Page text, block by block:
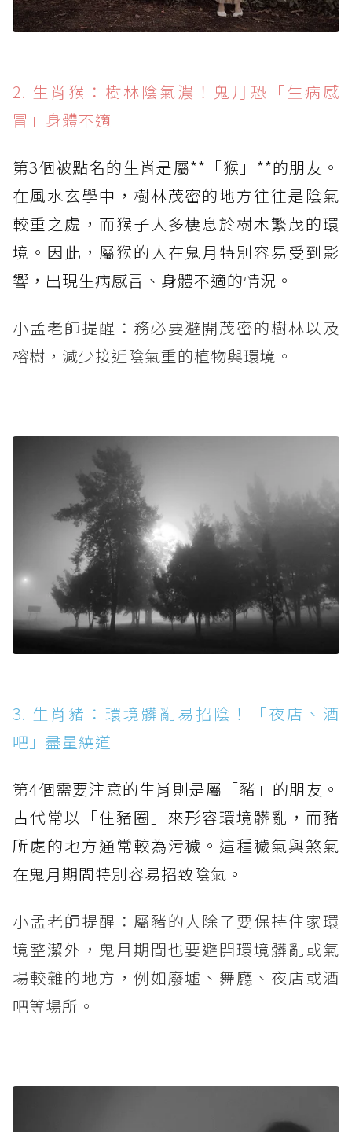
2. 生肖猴：樹林陰氣濃！鬼月恐「生病感
冒」身體不適
第3個被點名的生肖是屬**「猴」**的朋友。
在風水玄學中，樹林茂密的地方往往是陰氣
較重之處，而猴子大多棲息於樹木繁茂的環
境。因此，屬猴的人在鬼月特別容易受到影
響，出現生病感冒、身體不適的情況。
小孟老師提醒：務必要避開茂密的樹林以及
榕樹，減少接近陰氣重的植物與環境。
3. 生肖豬：環境髒亂易招陰！「夜店、酒
吧」盡量繞道
第4個需要注意的生肖則是屬「豬」的朋友。
古代常以「住豬圈」來形容環境髒亂，而豬
所處的地方通常較為污穢。這種穢氣與煞氣
在鬼月期間特別容易招致陰氣。
小孟老師提醒：屬豬的人除了要保持住家環
境整潔外，鬼月期間也要避開環境髒亂或氣
場較雜的地方，例如廢墟、舞廳、夜店或酒
吧等場所。